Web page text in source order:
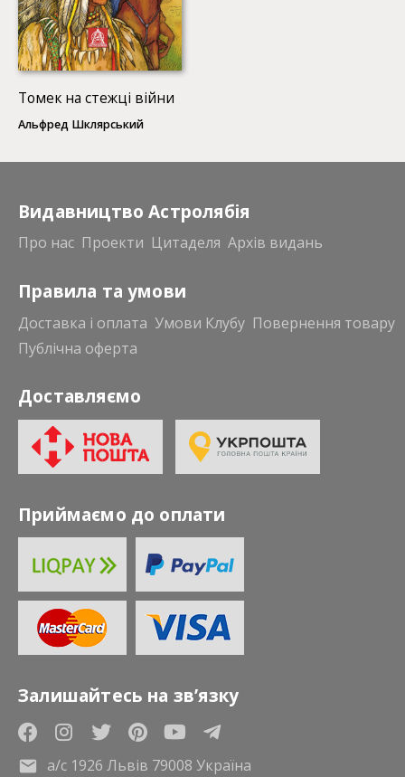
Томек на стежці війни
Альфред Шклярський
Видавництво Астролябія
Про нас Проекти Цитаделя Архів видань
Правила та умови
Доставка і оплата Умови Клубу Повернення товару
Публічна оферта
Доставляємо
Приймаємо до оплати
Залишайтесь на зв’язку
а/с 1926 Львів 79008 Україна